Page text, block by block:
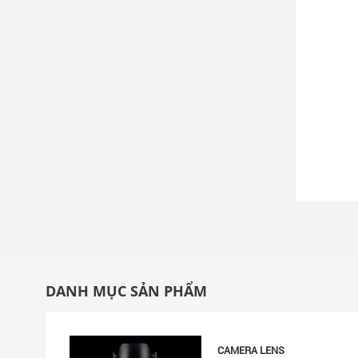
DANH MỤC SẢN PHẨM
CAMERA LENS